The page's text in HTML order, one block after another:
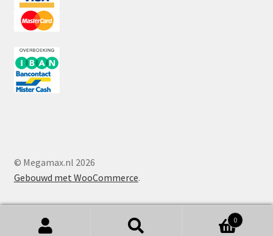
© Megamax.nl 2026
Gebouwd met WooCommerce.
0